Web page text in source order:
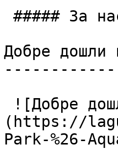
Добре дошли
(https://
Park-%26-